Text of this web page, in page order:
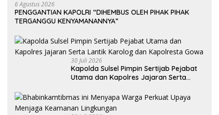
6 Agustus 2026
PENGGANTIAN KAPOLRI “DIHEMBUS OLEH PIHAK PIHAK
TERGANGGU KENYAMANANNYA”
30 Juli 2026
Kapolda Sulsel Pimpin Sertijab Pejabat
Utama dan Kapolres Jajaran Serta